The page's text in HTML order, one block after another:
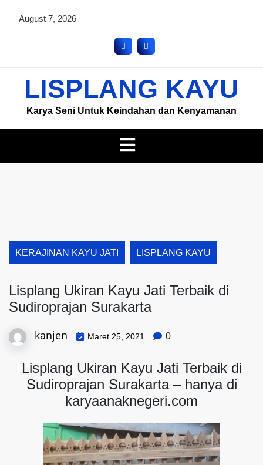
August 7, 2026
LISPLANG KAYU
Karya Seni Untuk Keindahan dan Kenyamanan
KERAJINAN KAYU JATI LISPLANG KAYU
Lisplang Ukiran Kayu Jati Terbaik di
Sudiroprajan Surakarta
kanjen Maret 25, 2021 0
Lisplang Ukiran Kayu Jati Terbaik di
Sudiroprajan Surakarta – hanya di
karyaanaknegeri.com